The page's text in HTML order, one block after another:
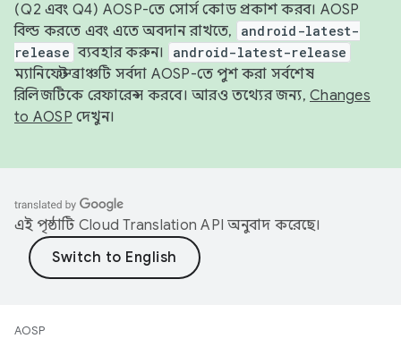
(Q2 এবং Q4) AOSP-তে সোর্স কোড প্রকাশ করব। AOSP
বিল্ড করতে এবং এতে অবদান রাখতে,
android-latest-
release ব্যবহার করুন। android-latest-release
ম্যানিফেস্ট ব্রাঞ্চটি সর্বদা AOSP-তে পুশ করা সর্বশেষ
রিলিজটিকে রেফারেন্স করবে। আরও তথ্যের জন্য, Changes
to AOSP দেখুন।
এই পৃষ্ঠাটি Cloud Translation API অনুবাদ করেছে।
AOSP